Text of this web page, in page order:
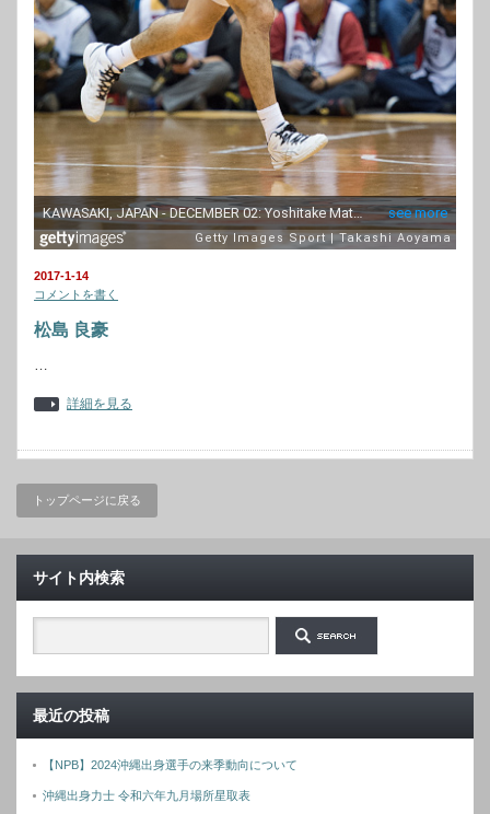
2017-1-14
コメントを書く
松島 良豪
…
詳細を見る
トップページに戻る
サイト内検索
最近の投稿
【NPB】2024沖縄出身選手の来季動向について
沖縄出身力士 令和六年九月場所星取表